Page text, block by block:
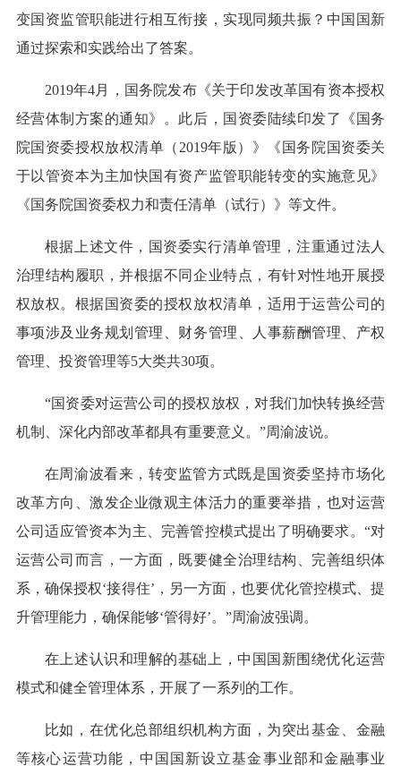
变国资监管职能进行相互衔接，实现同频共振？中国国新
通过探索和实践给出了答案。
2019年4月，国务院发布《关于印发改革国有资本授权
经营体制方案的通知》。此后，国资委陆续印发了《国务
院国资委授权放权清单（2019年版）》《国务院国资委关
于以管资本为主加快国有资产监管职能转变的实施意见》
《国务院国资委权力和责任清单（试行）》等文件。
根据上述文件，国资委实行清单管理，注重通过法人
治理结构履职，并根据不同企业特点，有针对性地开展授
权放权。根据国资委的授权放权清单，适用于运营公司的
事项涉及业务规划管理、财务管理、人事薪酬管理、产权
管理、投资管理等5大类共30项。
“国资委对运营公司的授权放权，对我们加快转换经营
机制、深化内部改革都具有重要意义。”周渝波说。
在周渝波看来，转变监管方式既是国资委坚持市场化
改革方向、激发企业微观主体活力的重要举措，也对运营
公司适应管资本为主、完善管控模式提出了明确要求。“对
运营公司而言，一方面，既要健全治理结构、完善组织体
系，确保授权‘接得住’，另一方面，也要优化管控模式、提
升管理能力，确保能够‘管得好’。”周渝波强调。
在上述认识和理解的基础上，中国国新围绕优化运营
模式和健全管理体系，开展了一系列的工作。
比如，在优化总部组织机构方面，为突出基金、金融
等核心运营功能，中国国新设立基金事业部和金融事业